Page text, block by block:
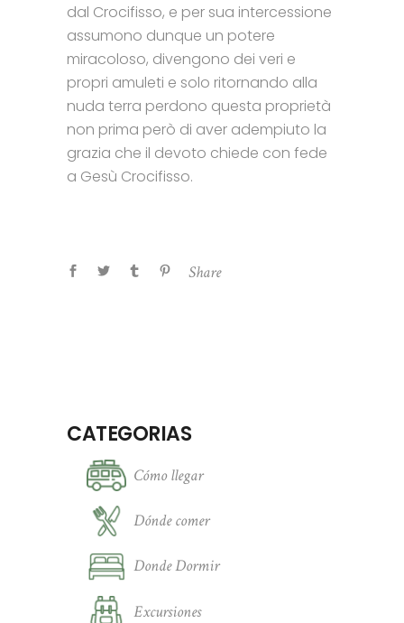
dal Crocifisso, e per sua intercessione
assumono dunque un potere
miracoloso, divengono dei veri e
propri amuleti e solo ritornando alla
nuda terra perdono questa proprietà
non prima però di aver adempiuto la
grazia che il devoto chiede con fede
a Gesù Crocifisso.
Share
CATEGORIAS
Cómo llegar
Dónde comer
Donde Dormir
Excursiones